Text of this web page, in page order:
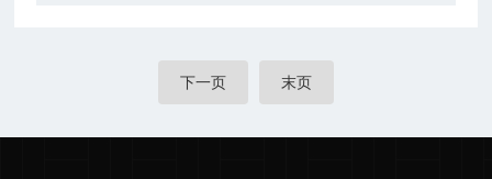
下一页 末页